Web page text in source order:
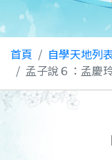
首頁
自學天地列
孟子說６：孟慶